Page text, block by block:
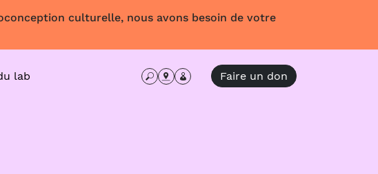
culturelle, nous avons besoin de votre
lab Faire un don